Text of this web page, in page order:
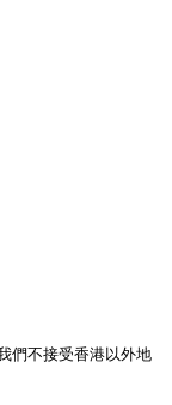
們不接受香港以外地